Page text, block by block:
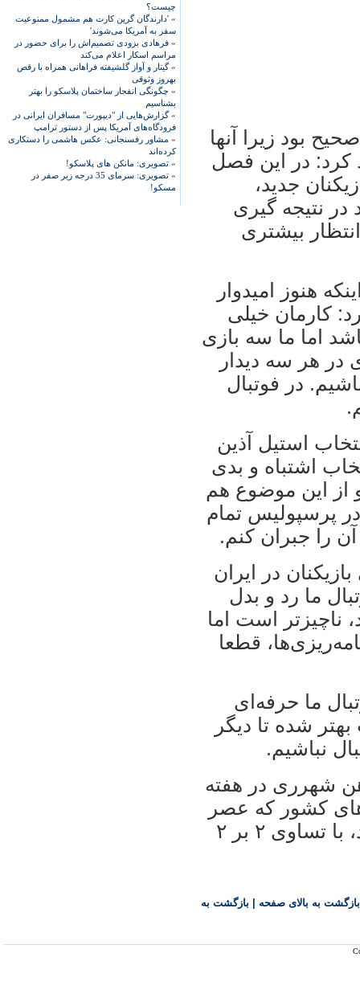
چیست؟
» 'دارندگان گرین کارت هم مشمول ممنوعیت
سفر به آمریکا می‌شوند'
» فرهادی بزودی تصمیم‌اش را برای حضور در
مراسم اسکار اعلام می‌کند
»گیتار و آواز گلشیفته فراهانی همراه با رقص
بهروز وثوقی
» چگونگی انفجار ساختمان پلاسکو را بهتر
بشناسیم
»گزارش‌هایی از "دیپورت" مسافران ایرانی در
فرودگاه‌های آمریکا پس از دستور ترامپ
» مشاور رفسنجانی: عکس هاشمی را دستکاری
کرده‌اند
» تصویری: مانکن های پلاسکو!
»
تصویری: سرمای 35 درجه زیر صفر در
مسکو!
بود زيرا آنها
کرد: در اين فصل
جديد،
نتيجه گيری
بيشتری
هنوز اميدوار
کارمان خيلی
اما ما سه بازی
در هر سه ديدار
در فوتبال
استيل آذين
اشتباه و بدی
از اين موضوع هم
پرسپوليس تمام
را جبران کنم.
در ايران
ما رد و بدل
ناچيزتر است اما
قطعا
ما حرفه‌ای
شده تا ديگر
نباشيم.
شهرری در هفته
کشور که عصر
جمعه در ورزشگاه دستگردی برگزار شد، با تساوی ۲ بر ۲
بازگشت به بالای صفحه بازگشت به